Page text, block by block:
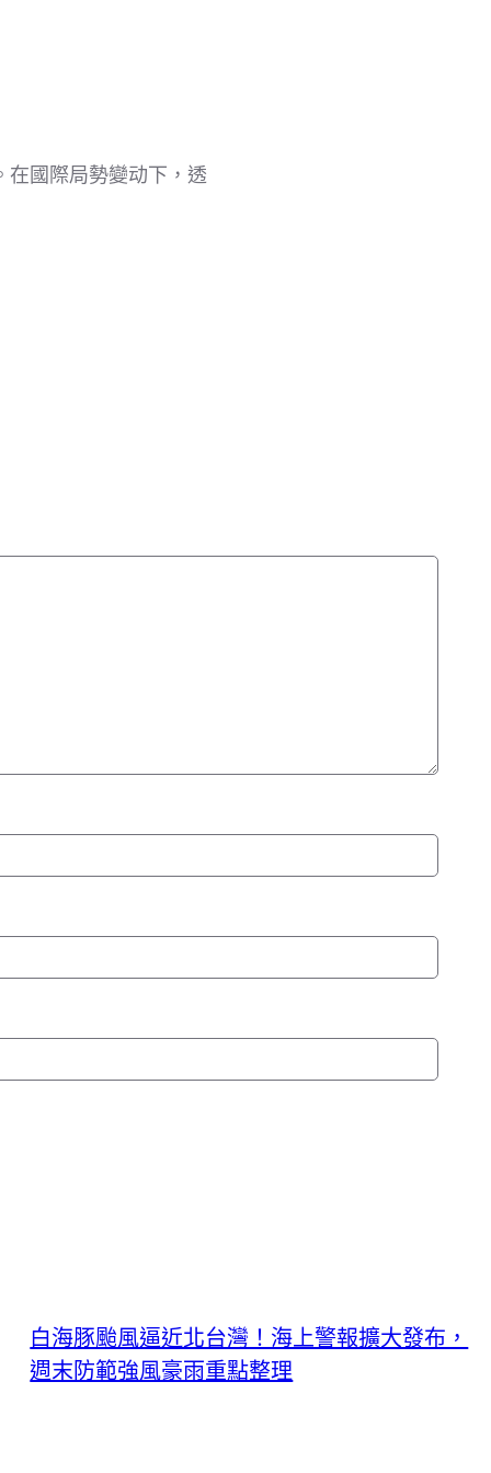
國際局勢變动下，透
白海豚颱風逼近北台灣！海上警報擴大發布，
週末防範強風豪雨重點整理